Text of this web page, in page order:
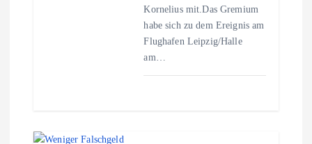
Kornelius mit.Das Gremium
habe sich zu dem Ereignis am
Flughafen Leipzig/Halle
am…